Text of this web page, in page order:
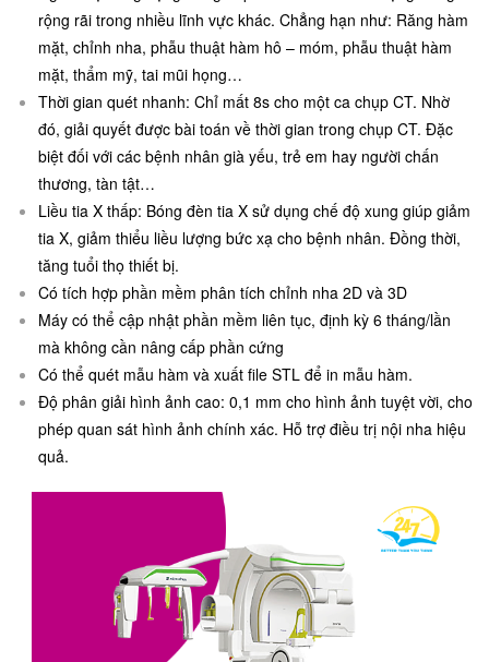
rộng rãi trong nhiều lĩnh vực khác. Chẳng hạn như: Răng hàm
mặt, chỉnh nha, phẫu thuật hàm hô – móm, phẫu thuật hàm
mặt, thẩm mỹ, tai mũi họng…
Thời gian quét nhanh: Chỉ mất 8s cho một ca chụp CT. Nhờ
đó, giải quyết được bài toán về thời gian trong chụp CT. Đặc
biệt đối với các bệnh nhân già yếu, trẻ em hay người chấn
thương, tàn tật…
Liều tia X thấp: Bóng đèn tia X sử dụng chế độ xung giúp giảm
tia X, giảm thiểu liều lượng bức xạ cho bệnh nhân. Đồng thời,
tăng tuổi thọ thiết bị.
Có tích hợp phần mềm phân tích chỉnh nha 2D và 3D
Máy có thể cập nhật phần mềm liên tục, định kỳ 6 tháng/lần
mà không cần nâng cấp phần cứng
Có thể quét mẫu hàm và xuất file STL để in mẫu hàm.
Độ phân giải hình ảnh cao: 0,1 mm cho hình ảnh tuyệt vời, cho
phép quan sát hình ảnh chính xác. Hỗ trợ điều trị nội nha hiệu
quả.